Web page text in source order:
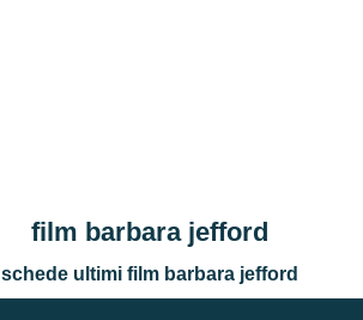
film barbara jefford
schede ultimi film barbara jefford